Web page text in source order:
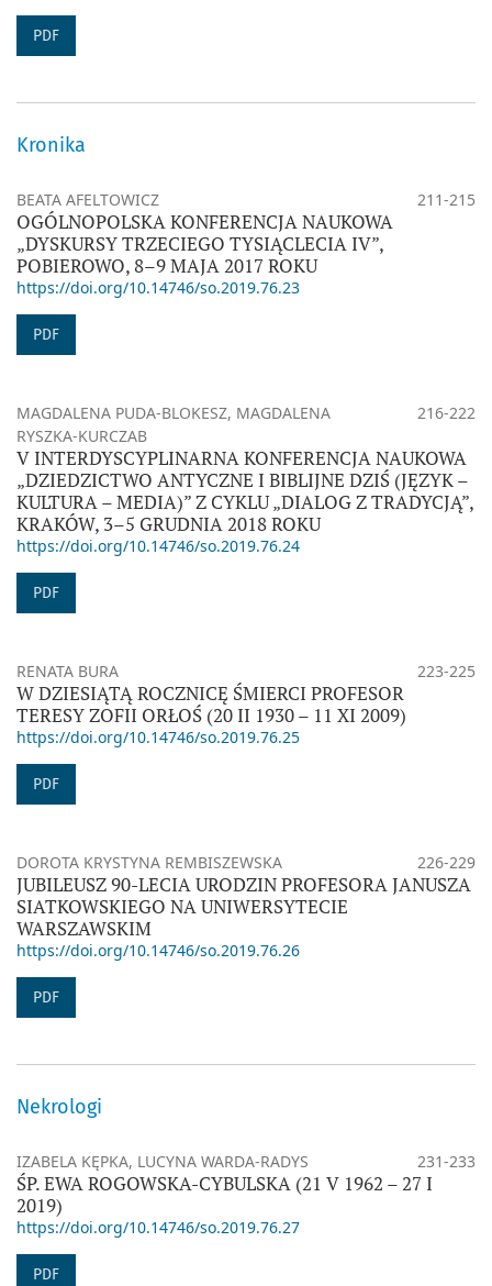
PDF
Kronika
BEATA AFELTOWICZ 211-215
OGÓLNOPOLSKA KONFERENCJA NAUKOWA
„DYSKURSY TRZECIEGO TYSIĄCLECIA IV”,
POBIEROWO, 8–9 MAJA 2017 ROKU
https://doi.org/10.14746/so.2019.76.23
PDF
MAGDALENA PUDA-BLOKESZ, MAGDALENA
RYSZKA-KURCZAB
216-222
V INTERDYSCYPLINARNA KONFERENCJA NAUKOWA
„DZIEDZICTWO ANTYCZNE I BIBLIJNE DZIŚ (JĘZYK –
KULTURA – MEDIA)” Z CYKLU „DIALOG Z TRADYCJĄ”,
KRAKÓW, 3–5 GRUDNIA 2018 ROKU
https://doi.org/10.14746/so.2019.76.24
PDF
RENATA BURA 223-225
W DZIESIĄTĄ ROCZNICĘ ŚMIERCI PROFESOR
TERESY ZOFII ORŁOŚ (20 II 1930 – 11 XI 2009)
https://doi.org/10.14746/so.2019.76.25
PDF
DOROTA KRYSTYNA REMBISZEWSKA 226-229
JUBILEUSZ 90-LECIA URODZIN PROFESORA JANUSZA
SIATKOWSKIEGO NA UNIWERSYTECIE
WARSZAWSKIM
https://doi.org/10.14746/so.2019.76.26
PDF
Nekrologi
IZABELA KĘPKA, LUCYNA WARDA-RADYS 231-233
ŚP. EWA ROGOWSKA-CYBULSKA (21 V 1962 – 27 I
2019)
https://doi.org/10.14746/so.2019.76.27
PDF